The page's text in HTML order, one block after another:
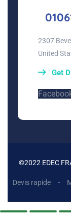
2307
United
Get
©2022 EDEC
Devis rapide